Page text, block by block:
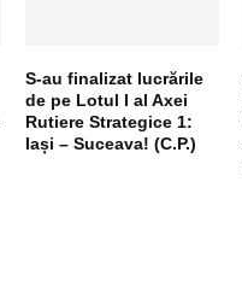
S-au finalizat lucrările
de pe Lotul I al Axei
Rutiere Strategice 1:
Iași – Suceava! (C.P.)